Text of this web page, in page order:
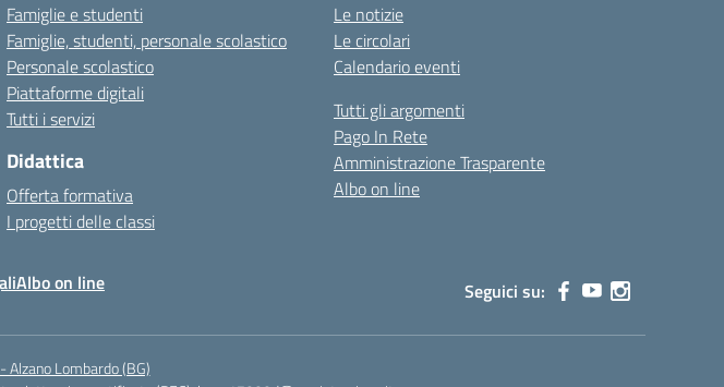
Famiglie e studenti
Famiglie, studenti, personale scolastico
Personale scolastico
Piattaforme digitali
Tutti i servizi
Didattica
Offerta formativa
I progetti delle classi
Le notizie
Le circolari
Calendario eventi
Tutti gli argomenti
Pago In Rete
Amministrazione Trasparente
Albo on line
Albo on line Seguici su:
Alzano Lombardo (BG)